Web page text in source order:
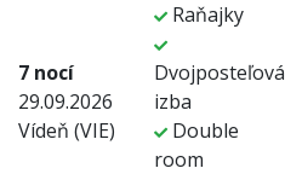
7 nocí
29.09.2026
Vídeň (VIE)
Raňajky
Dvojposteľová
izba
Double
room